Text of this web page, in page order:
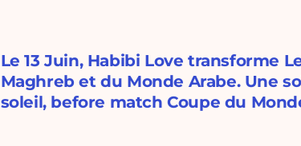
Le 13 Juin, Habibi Love transforme
Maghreb et du Monde Arabe. Une
soleil, before match Coupe du